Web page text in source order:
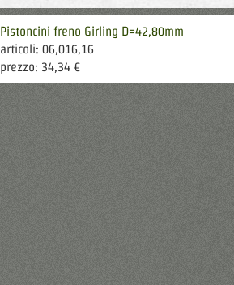
Pistoncini freno Girling D=42,80mm
articoli: 06,016,16
prezzo: 34,34 €